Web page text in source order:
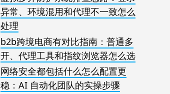
异常、环境混用和代理不一致怎么
处理
b2b跨境电商有对比指南：普通多
开、代理工具和指纹浏览器怎么选
网络安全都包括什么怎么配置更
稳：AI 自动化团队的实操步骤